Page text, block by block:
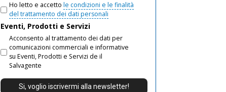
Ho letto e accetto le condizioni e le finalità
del trattamento dei dati personali
Eventi, Prodotti e Servizi
Acconsento al trattamento dei dati per
comunicazioni commerciali e informative
su Eventi, Prodotti e Servizi de il
Salvagente